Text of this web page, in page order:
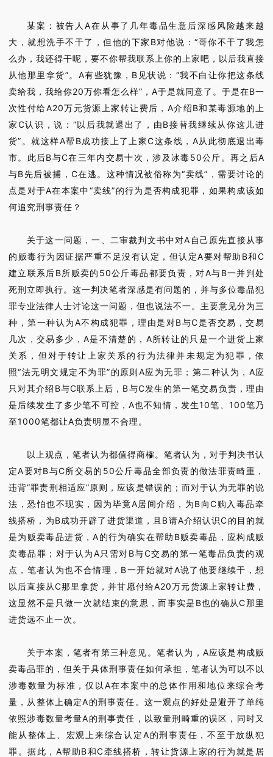
某案：被告人A在从事了几年毒品生意后深感风险越来越
大，就想洗手不干了，但他的下家B对他说：“哥你不干了我怎
么办，我还得干呢，要不你帮我联系上你的上家吧，以后我直接
从他那里拿货”。A有些犹豫，B见状说：“我不白让你把这条线
卖给我，我给你20万你看怎么样”，A于是就同意了。于是在B一
次性付给A20万元货源上家转让费后，A介绍B和某毒源地的上
家C认识，说：“以后我就退出了，由B接替我继续从你这儿进
货”。就这样A帮B成功接上了上家C这条线，A从此彻底退出毒
市。此后B与C在三年内交易十次，涉及冰毒50公斤。再之后A
与B先后被捕，C在逃。这种情况被俗称为“卖线”，需要讨论的
点是对于A在本案中“卖线”的行为是否构成犯罪，如果构成该如
何追究刑事责任？
关于这一问题，一、二审裁判文书中对A自己原先直接从事
的贩毒行为因证据严重不足没有认定，但认定A要对帮助B和C
建立联系后B所贩卖的50公斤毒品都要负责，对A与B一并判处
死刑立即执行。这一判决笔者深感是有问题的，并与多位毒品犯
罪专业法律人士讨论这一问题，但也说法不一。主要意见分为三
种，第一种认为A不构成犯罪，理由是对B与C是否交易，交易
几次，交易多少，A是不清楚的，A所转让的只是一个进货上家
关系，但对于转让上家关系的行为法律并未规定为犯罪，依
照“法无明文规定不为罪”的原则A应为无罪；第二种认为，A应
只对其介绍B与C联系上后，B与C发生的第一笔交易负责，理由
是后续发生了多少笔不可控，A也不知情，发生10笔、100笔乃
至1000笔都让A负责明显不合理。
以上观点，笔者认为都值得商榷。笔者认为，对于判决书认
定A要对B与C所交易的50公斤毒品全部负责的做法罪责畸重，
违背“罪责刑相适应”原则，应该是错误的；而对于认为无罪的说
法，恐怕也不现实，因为毕竟A居间介绍，为B向C购入毒品牵
线搭桥，为B成功开辟了进货渠道，且B请A介绍认识C的目的就
是为贩卖毒品进货，A的行为确实在帮助B贩卖毒品，应构成贩
卖毒品罪；对于认为A只需对B与C交易的第一笔毒品负责的观
点，笔者认为也不合情理，B一开始就对A说了他要继续干，想
以后直接从C那里拿货，并甘愿付给A20万元货源上家转让费，
这显然不是只做一次就结束的意思，而事实是B也的确从C那里
进货远不止一次。
关于本案，笔者有第三种意见。笔者认为，A应该是构成贩
卖毒品罪的，但关于具体刑事责任如何承担，笔者认为可以不以
涉毒数量为标准，仅以A在本案中的总体作用和地位来综合考
量，从整体上确定A的刑事责任。这一观点的好处是避开了单纯
依照涉毒数量考量A的刑事责任，以致量刑畸重的误区，同时又
能从整体上、宏观上来综合认定A的刑事责任，不至于放纵犯
罪。据此，A帮助B和C牵线搭桥，转让货源上家的行为就是居